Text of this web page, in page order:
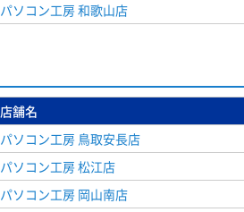
パソコン工房 和歌山店
店舗名
パソコン工房 鳥取安長店
パソコン工房 松江店
パソコン工房 岡山南店